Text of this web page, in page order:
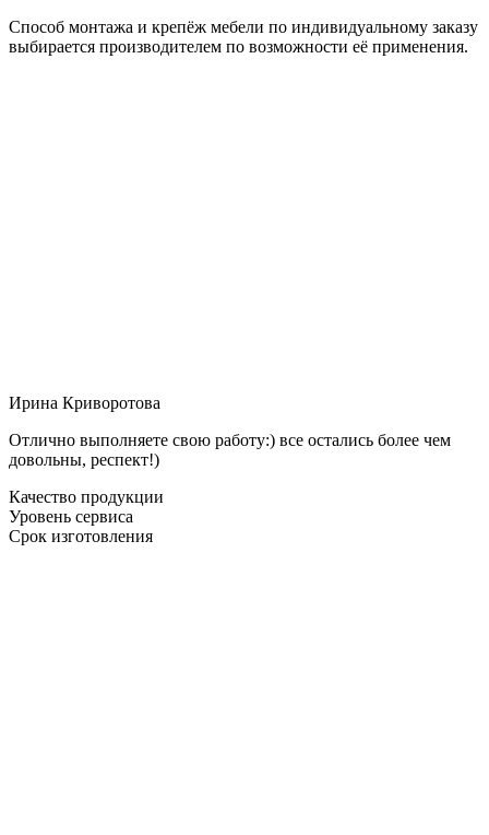
Способ монтажа и крепёж мебели по индивидуальному заказу
выбирается производителем по возможности её применения.
Ирина Криворотова
Отлично выполняете свою работу:) все остались более чем
довольны, респект!)
Качество продукции
Уровень сервиса
Срок изготовления